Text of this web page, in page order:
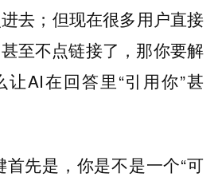
去；但现在很多用户直接
至不点链接了，那你要解
AI在回答里“引用你”甚
首先是，你是不是一个“可